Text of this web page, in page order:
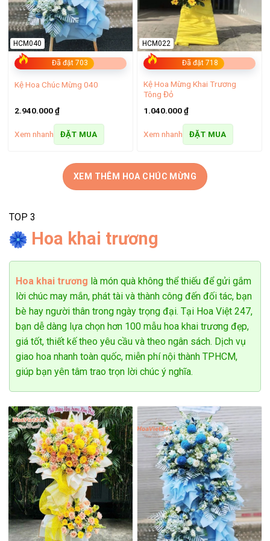
giới thiệu trên gian hàng của shop đều được niêm yết cụ thể.
Không chỉ vậy, đây còn là cách giúp khách hàng đến địa chỉ
này dễ dàng quan sát, so sánh và lên kế hoạch chi tiêu phù
hợp. Đặc biệt, nếu khách hàng đặt hoa với số lượng lớn thì
mức giá sẽ hấp dẫn đáng kể.
Tiệm hoa tươi Mê Linh luôn có giá cả phải chăng
Đặc biệt, khác với các hình thức kinh doanh thủ công mỹ
nghệ khác yêu cầu khách hàng phải đến tận cửa hàng để
mua bán sản phẩm, kinh doanh hoa tươi trực tuyến của dịch
vụ giao hoa Mê Linh còn kết hợp với dịch vụ giao hàng tận
mà còn giúp sản phẩm hoa tươi tránh được những rủi ro
không mong muốn trong quá trình vận chuyển. Nhờ quy trình
giao hàng tận nơi cực kỳ chuyên nghiệp, nhanh chóng và
đảm bảo, khách hàng mua hoa tươi tại Mê Linh có thể thoải
mái mua sắm mà không cần lo lắng về chất lượng sản phẩm.
Hi vọng bạn sẽ chọn được loại hoa tươi ưng ý khi sử dụng
dịch vụ này. Shop hoa tươi tại Mê Linh CAM KẾT sản phẩm
làm theo mẫu đã chọn. Chúng tôi cung cấp hoa với giá cả
Đã đặt 703
HCM040
Kệ Hoa Chúc Mừng 040
2.940.000₫
Xem nhanh ĐẶT MUA
Đã đặt 718
HCM022
Kệ Hoa Mừng Khai Trương
Tông Đỏ
1.040.000₫
Xem nhanh ĐẶT MUA
XEM THÊM HOA CHÚC MỪNG
TOP 3
Hoa khai trương
Hoa khai trương là món quà không thể thiếu để gửi gắm
lời chúc may mắn, phát tài và thành công đến đối tác, bạn
bè hay người thân trong ngày trọng đại. Tại Hoa Việt 247,
bạn dễ dàng lựa chọn hơn 100 mẫu hoa khai trương đẹp,
giá tốt, thiết kế theo yêu cầu và theo ngân sách. Dịch vụ
giao hoa nhanh toàn quốc, miễn phí nội thành TPHCM,
giúp bạn yên tâm trao trọn lời chúc ý nghĩa.